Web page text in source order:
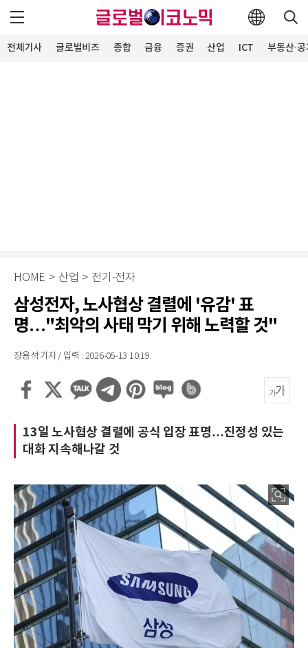
전체기사 글로벌비즈 종합 금융 증권 산업 ICT 부동산·
HOME > 산업 > 전기·전자
삼성전자, 노사협상 결렬에 '유감' 표
명…"최악의 사태 막기 위해 노력할 것"
장용석 기자 / 입력 : 2026-05-13 10:19
13일 노사협상 결렬에 공식 입장 표명…진정성 있는
대화 지속해나갈 것